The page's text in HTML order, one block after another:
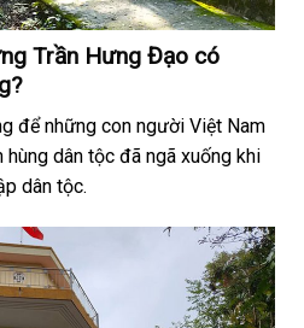
Trần Hưng Đạo có
để những con người Việt Nam
dân tộc đã ngã xuống khi
dân tộc.